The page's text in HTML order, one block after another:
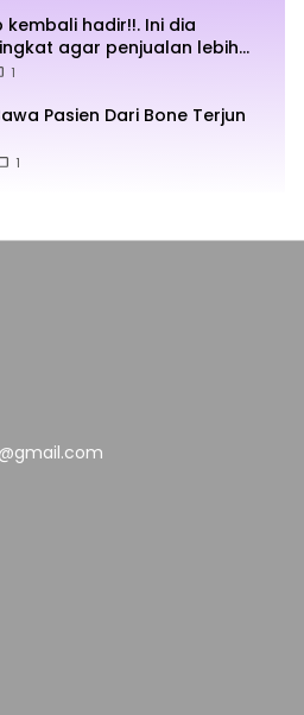
kembali hadir!!. Ini dia
agar penjualan lebih
1
Pasien Dari Bone Terjun
1